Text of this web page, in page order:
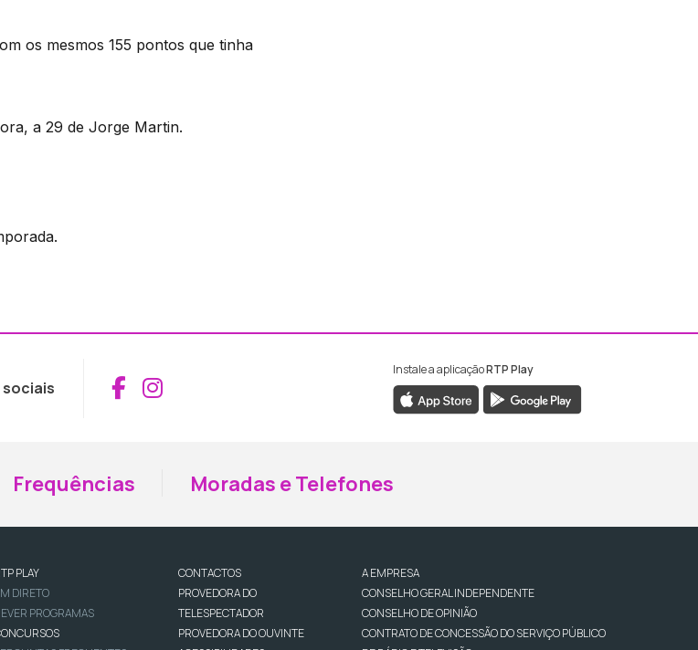
os mesmos 155 pontos que tinha
a 29 de Jorge Martin.
sociais Aceder ao Facebook da RTP Madeira
Aceder ao Instagram da RTP Madeira
Instale a aplicaçãoRTP Play
Frequências Moradas e Telefones
PLAY
DIRETO
PROGRAMAS
CONTACTOS
PROVEDORA DO
TELESPECTADOR
PROVEDORA DO OUVINTE
A EMPRESA
CONSELHO GERAL INDEPENDENTE
CONSELHO DE OPINIÃO
CONTRATO DE CONCESSÃO DO SERVIÇO PÚBLICO